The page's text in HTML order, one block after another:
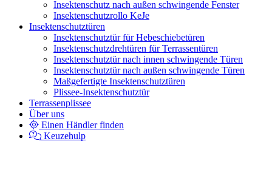
Insektenschutz nach außen schwingende Fenster
Insektenschutzrollo KeJe
Insektenschutztüren
Insektenschutztür für Hebeschiebetüren
Insektenschutzdrehtüren für Terrassentüren
Insektenschutztür nach innen schwingende Türen
Insektenschutztür nach außen schwingende Türen
Maßgefertigte Insektenschutztüren
Plissee-Insektenschutztür
Terrassenplissee
Über uns
Einen Händler finden
Keuzehulp